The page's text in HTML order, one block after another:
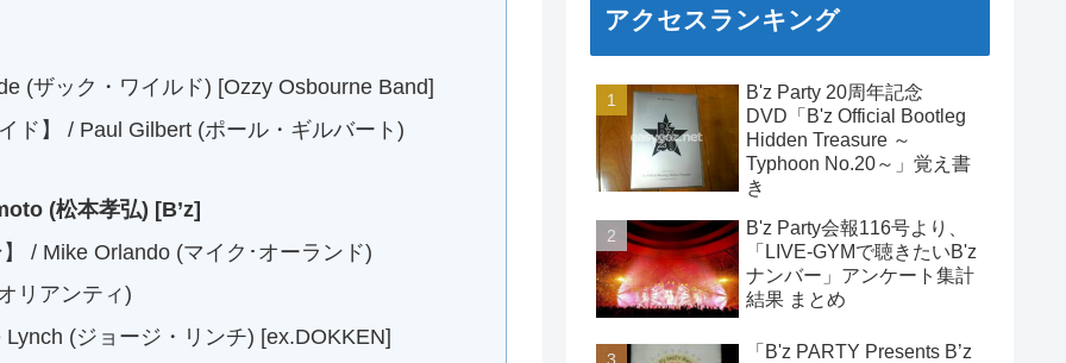
(ザック・ワイルド) [Ozzy Osbourne Band]
ド】 / Paul Gilbert (ポール・ギルバート)
(松本孝弘) [B’z]
/ Mike Orlando (マイク･オーランド)
リアンティ)
(ジョージ・リンチ) [ex.DOKKEN]
アクセスランキング
B'z Party 20周年記念
DVD「B'z Official Bootleg
Hidden Treasure ～
Typhoon No.20～」覚え書
き
B'z Party会報116号より、
「LIVE-GYMで聴きたいB'z
ナンバー」アンケート集計
結果 まとめ
「B'z PARTY Presents B’z